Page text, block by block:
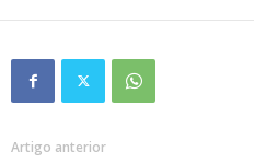
Artigo anterior